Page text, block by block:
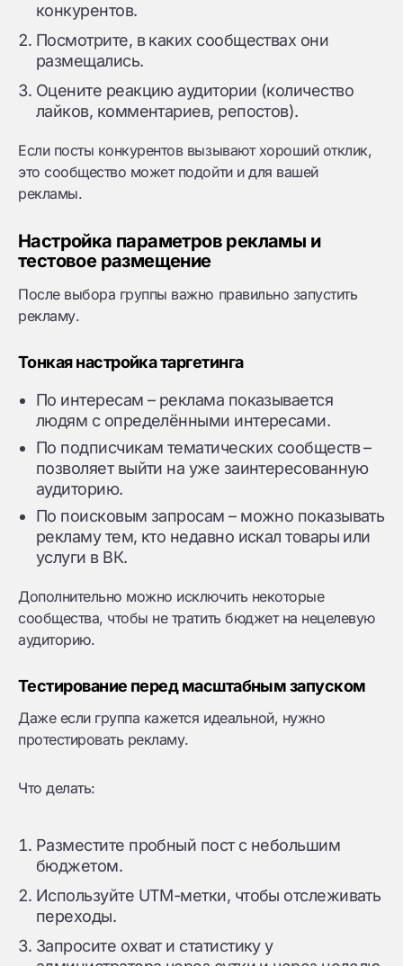
конкурентов.
Посмотрите, в каких сообществах они
размещались.
Оцените реакцию аудитории (количество
лайков, комментариев, репостов).
Если посты конкурентов вызывают хороший отклик,
это сообщество может подойти и для вашей
рекламы.
Настройка параметров рекламы и
тестовое размещение
После выбора группы важно правильно запустить
рекламу.
Тонкая настройка таргетинга
По интересам – реклама показывается
людям с определёнными интересами.
По подписчикам тематических сообществ –
позволяет выйти на уже заинтересованную
аудиторию.
По поисковым запросам – можно показывать
рекламу тем, кто недавно искал товары или
услуги в ВК.
Дополнительно можно исключить некоторые
сообщества, чтобы не тратить бюджет на нецелевую
аудиторию.
Тестирование перед масштабным запуском
Даже если группа кажется идеальной, нужно
протестировать рекламу.
Что делать:
Разместите пробный пост с небольшим
бюджетом.
Используйте UTM-метки, чтобы отслеживать
переходы.
Запросите охват и статистику у